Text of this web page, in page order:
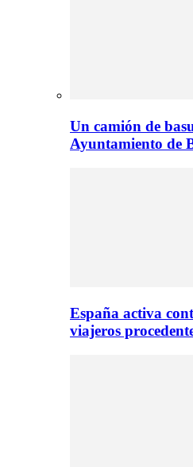
Un camión de
Ayuntamiento de
España activa
viajeros